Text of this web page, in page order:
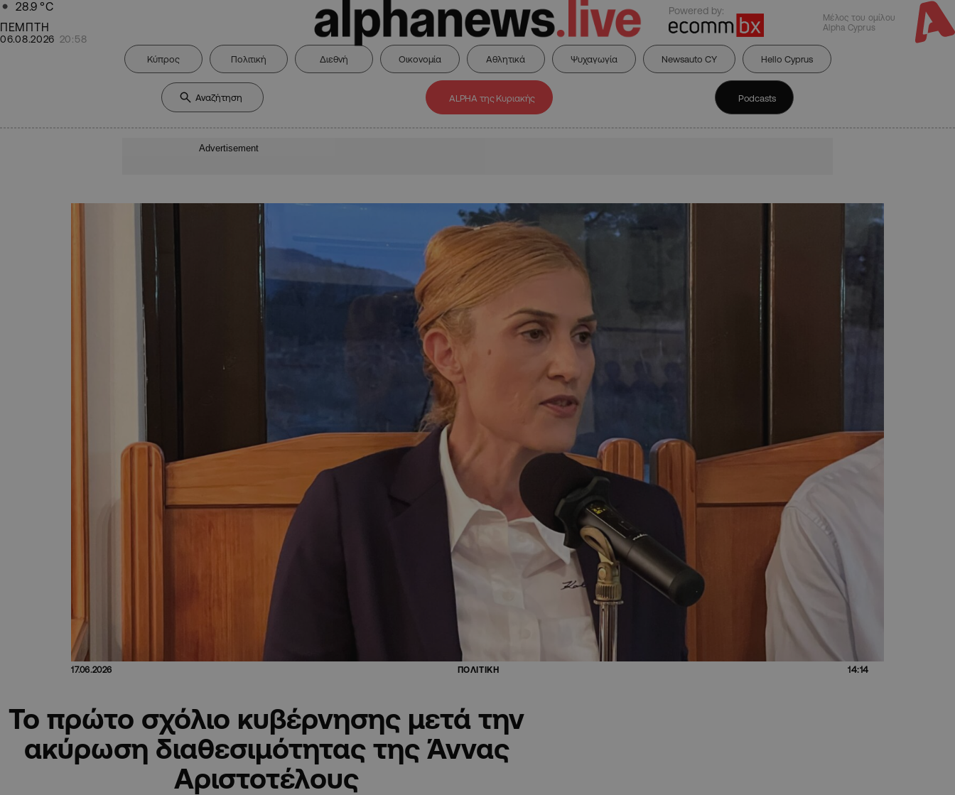
28.9 °C
ΠΕΜΠΤΗ
06.08.2026 20:58
Powered by:
Μέλος του ομίλου
Alpha Cyprus
Κύπρος Πολιτική Διεθνή Οικονομία Αθλητικά Ψυχαγωγία Newsauto CY Hello Cyprus
ALPHA της Κυριακής Podcasts
Advertisement
17.06.2026 ΠΟΛΙΤΙΚΗ 14:14
Το πρώτο σχόλιο κυβέρνησης μετά την
ακύρωση διαθεσιμότητας της Άννας
Αριστοτέλους